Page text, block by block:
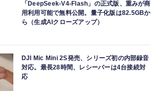
「DeepSeek-V4-Flash」の正式版、重みが商
用利用可能で無料公開。量子化版は82.5GBか
ら（生成AIクローズアップ）
DJI Mic Mini 2S発売、シリーズ初の内部録音
対応。最長28時間、レシーバーは4台接続対
応